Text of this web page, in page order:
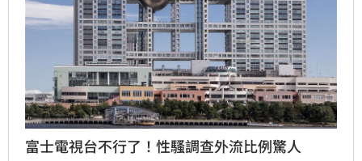
富士電視台不行了！性騷調查外流比例驚人